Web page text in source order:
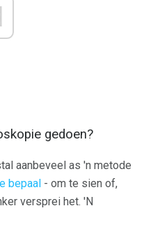
gedoen?
aanbeveel as 'n metode
bepaal - om te sien of,
versprei het. 'N